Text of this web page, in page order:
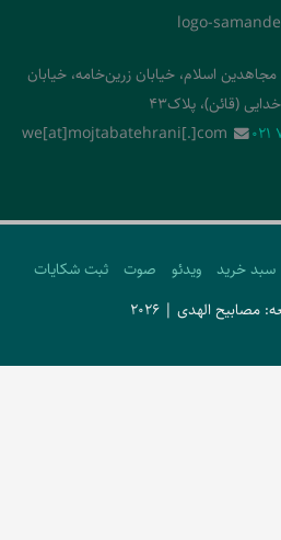
اسلام، خیابان زرین‌خامه، خیابان
(قائن)، پلاک43
‭021
we[at]mojtabatehrani[.]com
سبد خرید ویدئو صوت
ثبت شکایات
الهدی | 2026